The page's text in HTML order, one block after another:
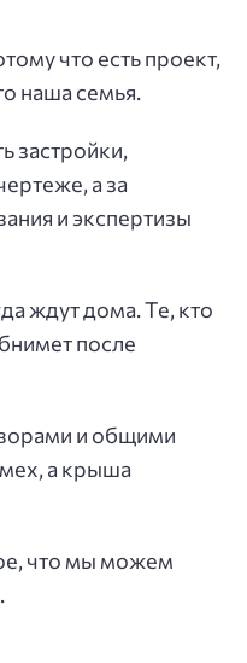
что есть проект,
наша семья.
застройки,
а за
и экспертизы
ждут дома. Те, кто
после
и общими
а крыша
что мы можем